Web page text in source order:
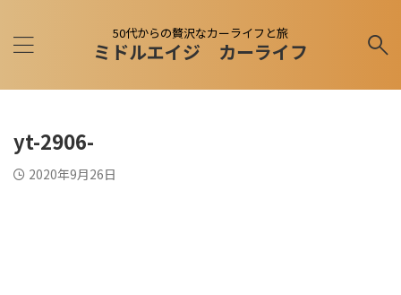
50代からの贅沢なカーライフと旅
ミドルエイジ カーライフ
yt-2906-
2020年9月26日